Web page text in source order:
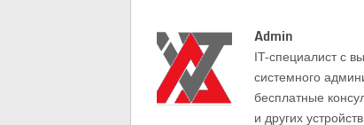
Admin
IT-cпециалист с
системного
бесплатные
и других